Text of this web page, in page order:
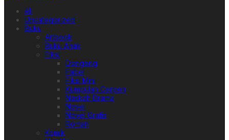
All
Uncategorized
Buku
Artbook
Buku Anak
Fiksi
Dongeng
Fabel
Fiksi Mini
Kumpulan Cerpen
Naskah Drama
Novel
Novel Grafis
Roman
Komik